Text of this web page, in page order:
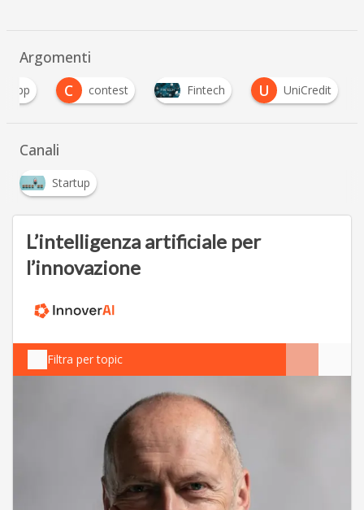
Argomenti
App C contest Fintech U UniCredit
Canali
Startup
L’intelligenza artificiale per
l’innovazione
Filtra per topic